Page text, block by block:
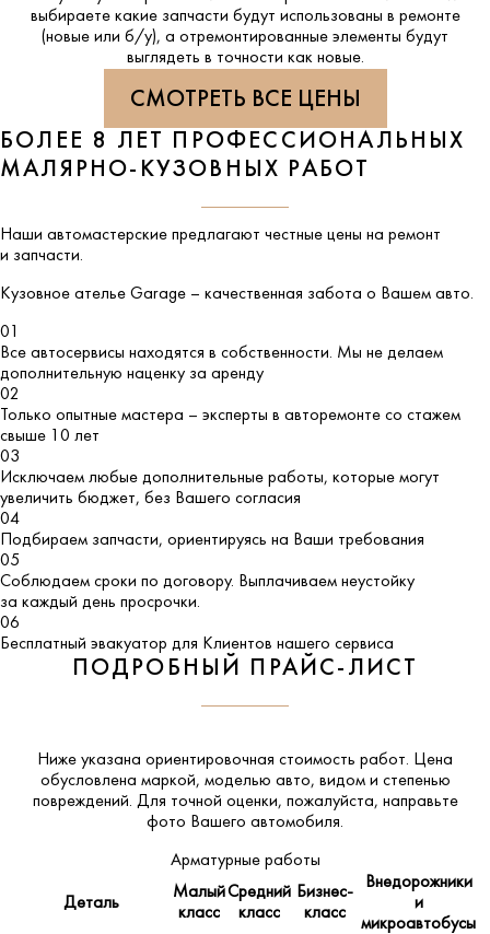
выбираете какие запчасти будут использованы в ремонте
(новые или б/у), а отремонтированные элементы будут
выглядеть в точности как новые.
СМОТРЕТЬ ВСЕ ЦЕНЫ
БОЛЕЕ 8 ЛЕТ ПРОФЕССИОНАЛЬНЫХ
МАЛЯРНО-КУЗОВНЫХ РАБОТ
Наши автомастерские предлагают честные цены на ремонт
и запчасти.
Кузовное ателье Garage – качественная забота о Вашем авто.
01
Все автосервисы находятся в собственности. Мы не делаем
дополнительную наценку за аренду
02
Только опытные мастера – эксперты в авторемонте со стажем
свыше 10 лет
03
Исключаем любые дополнительные работы, которые могут
увеличить бюджет, без Вашего согласия
04
Подбираем запчасти, ориентируясь на Ваши требования
05
Соблюдаем сроки по договору. Выплачиваем неустойку
за каждый день просрочки.
06
Бесплатный эвакуатор для Клиентов нашего сервиса
ПОДРОБНЫЙ ПРАЙС-ЛИСТ
Ниже указана ориентировочная стоимость работ. Цена
обусловлена маркой, моделью авто, видом и степенью
повреждений. Для точной оценки, пожалуйста, направьте
фото Вашего автомобиля.
Арматурные работы
Деталь
Малый
класс
Средний
класс
Бизнес-
класс
Внедорожники
и
микроавтобусы